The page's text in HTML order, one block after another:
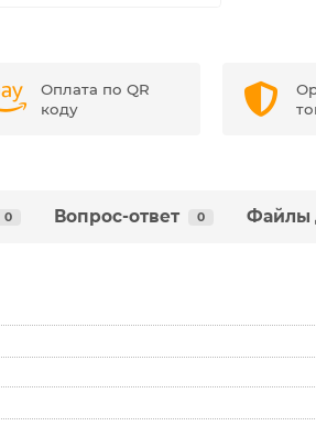
Оплата по QR
коду
0 Вопрос-ответ 0 Файлы